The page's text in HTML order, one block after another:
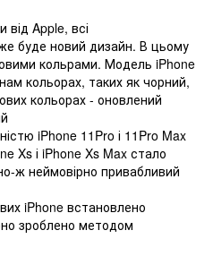
від Apple, всі
буде новий дизайн. В цьому
кольрами. Модель iPhone
кольорах, таких як чорний,
кольорах - оновлений
iPhone 11Pro і 11Pro Max
Xs і iPhone Xs Max стало
ж неймовірно привабливий
iPhone встановлено
зроблено методом